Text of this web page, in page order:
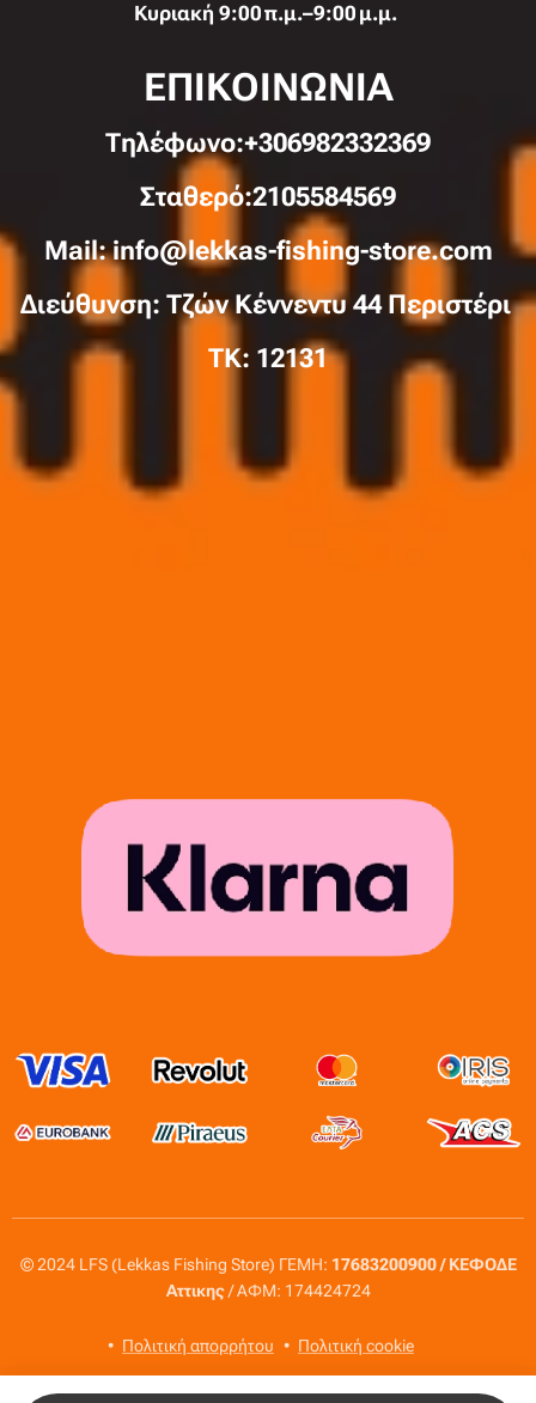
Κυριακή 9:00 π.μ.–9:00 μ.μ.
ΕΠΙΚΟΙΝΩΝΙΑ
Τηλέφωνo:+306982332369
Σταθερό:2105584569
Mail: info@lekkas-fishing-store.com
Διεύθυνση: Τζών Κέννεντυ 44 Περιστέρι
TK: 12131
© 2024 LFS (Lekkas Fishing Store) ΓΕΜΗ: 17683200900 / ΚΕΦΟΔΕ
Αττικης/ ΑΦΜ: 174424724
Πολιτική απορρήτου Πολιτική cookie